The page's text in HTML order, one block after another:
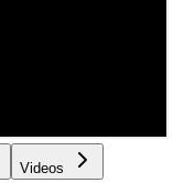
Videos